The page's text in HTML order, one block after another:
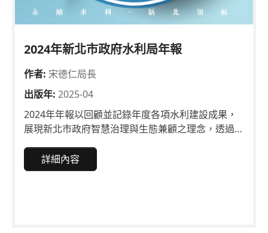
2024年新北市政府水利局年報
作者: 宋德仁局長
出版年: 2025-04
2024年年報以回顧並記錄年度各項水利建設成果，
展現新北市政府智慧治理與生態兼顧之理念，透過精
紹，深化市民對水利施政的全力支持，攜手打造新北
這座亮麗的「大河城市」。
詳細內容